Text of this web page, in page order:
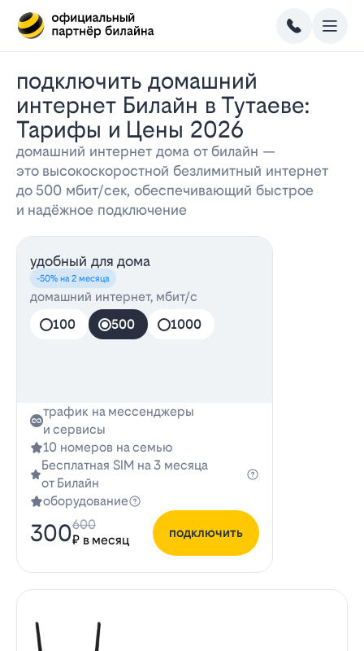
Подключить домашний
интернет Билайн в Тутаеве:
Тарифы и Цены 2026
домашний интернет дома от билайн —
это высокоскоростной безлимитный интернет
до 500 мбит/сек, обеспечивающий быстрое
и надёжное подключение
удобный для дома
-50% на 2 месяца
домашний интернет, мбит/с
100
500 1000
трафик на мессенджеры
и сервисы
10 номеров на семью
Бесплатная SIM на 3 месяца
от Билайн
оборудование
300₽ в месяц
600
подключить